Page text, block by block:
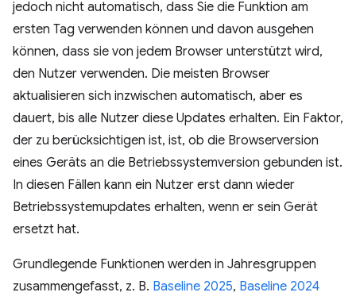
jedoch nicht automatisch, dass Sie die Funktion am
ersten Tag verwenden können und davon ausgehen
können, dass sie von jedem Browser unterstützt wird,
den Nutzer verwenden. Die meisten Browser
aktualisieren sich inzwischen automatisch, aber es
dauert, bis alle Nutzer diese Updates erhalten. Ein Faktor,
der zu berücksichtigen ist, ist, ob die Browserversion
eines Geräts an die Betriebssystemversion gebunden ist.
In diesen Fällen kann ein Nutzer erst dann wieder
Betriebssystemupdates erhalten, wenn er sein Gerät
ersetzt hat.
Grundlegende Funktionen werden in Jahresgruppen
zusammengefasst, z. B. Baseline 2025, Baseline 2024